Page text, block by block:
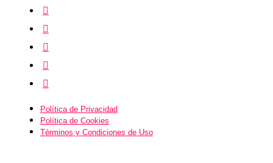
Política de Privacidad
Política de Cookies
Términos y Condiciones de Uso